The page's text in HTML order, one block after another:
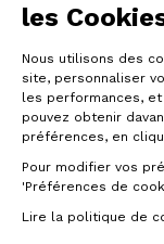
les
Nous utilisons des
site, personnaliser
les performances,
pouvez obtenir
préférences, en
Pour modifier vos
'Préférences de
Lire la politique de